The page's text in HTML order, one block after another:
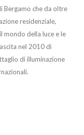
Bergamo che da oltre
residenziale,
mondo della luce e le
nel 2010 di
di illuminazione